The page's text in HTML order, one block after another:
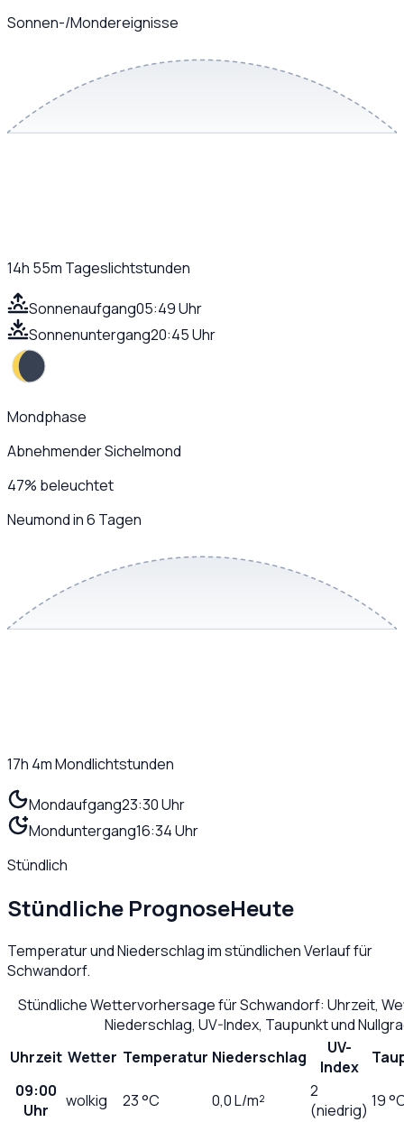
Sonnen-/Mondereignisse
14h 55m Tageslichtstunden
Sonnenaufgang05:49 Uhr
Sonnenuntergang20:45 Uhr
Mondphase
Abnehmender Sichelmond
47% beleuchtet
Neumond in 6 Tagen
17h 4mMondlichtstunden
Mondaufgang23:30 Uhr
Monduntergang16:34 Uhr
Stündlich
Stündliche PrognoseHeute
Temperatur und Niederschlag im stündlichen Verlauf für
Schwandorf.
Stündliche Wettervorhersage fürSchwandorf: Uhrzeit,
Niederschlag, UV-Index, Taupunkt und
Uhrzeit Wetter Temperatur Niederschlag
UV-
Index
09:00
Uhr
wolkig 23°C 0,0L/m²
2
(niedrig) 19